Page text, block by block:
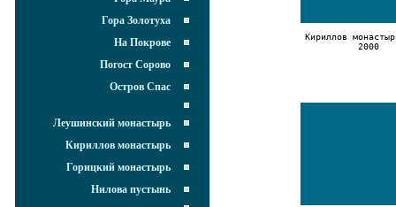
Гора Золотуха
На Покрове
Погост Сорово
Остров Спас
Леушинский монастырь
Кириллов монастырь
Горицкий монастырь
Нилова пустынь
Кириллов
2000